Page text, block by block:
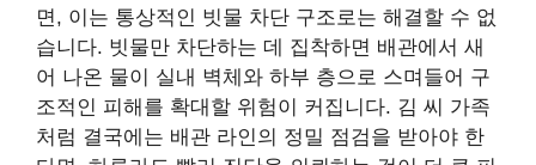
면, 이는 통상적인 빗물 차단 구조로는 해결할 수 없
습니다. 빗물만 차단하는 데 집착하면 배관에서 새
어 나온 물이 실내 벽체와 하부 층으로 스며들어 구
조적인 피해를 확대할 위험이 커집니다. 김 씨 가족
처럼 결국에는 배관 라인의 정밀 점검을 받아야 한